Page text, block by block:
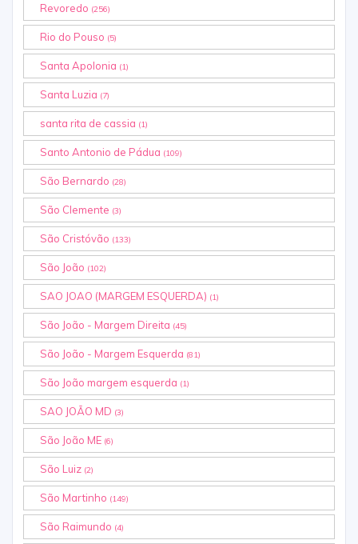
Revoredo (256)
Rio do Pouso (5)
Santa Apolonia (1)
Santa Luzia (7)
santa rita de cassia (1)
Santo Antonio de Pádua (109)
São Bernardo (28)
São Clemente (3)
São Cristóvão (133)
São João (102)
SAO JOAO (MARGEM ESQUERDA) (1)
São João - Margem Direita (45)
São João - Margem Esquerda (81)
São João margem esquerda (1)
SAO JOÃO MD (3)
São João ME (6)
São Luiz (2)
São Martinho (149)
São Raimundo (4)